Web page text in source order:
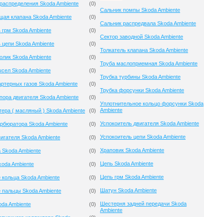
Skoda Ambiente (0)
клапана Skoda Ambiente (0)
грм Skoda Ambiente (0)
цепи Skoda Ambiente (0)
Skoda Ambiente (0)
Skoda Ambiente (0)
газов Skoda Ambiente (0)
двигателя Skoda Ambiente (0)
( масляный ) Skoda Ambiente (0)
Skoda Ambiente (0)
Skoda Ambiente (0)
Ambiente (0)
Ambiente (0)
Skoda Ambiente (0)
Skoda Ambiente (0)
Ambiente (0)
Сальник помпы Skoda Ambiente
Сальник распредвала Skoda Ambiente
Сектор заводной Skoda Ambiente
Толкатель клапана Skoda Ambiente
Труба маслоприемная Skoda Ambiente
Трубка турбины Skoda Ambiente
Трубка форсунки Skoda Ambiente
Уплотнительное кольцо форсунки Skoda
Ambiente
Успокоитель двигателя Skoda Ambiente
Успокоитель цепи Skoda Ambiente
Храповик Skoda Ambiente
Цепь Skoda Ambiente
Цепь грм Skoda Ambiente
Шатун Skoda Ambiente
Шестерня задней передачи Skoda
Ambiente